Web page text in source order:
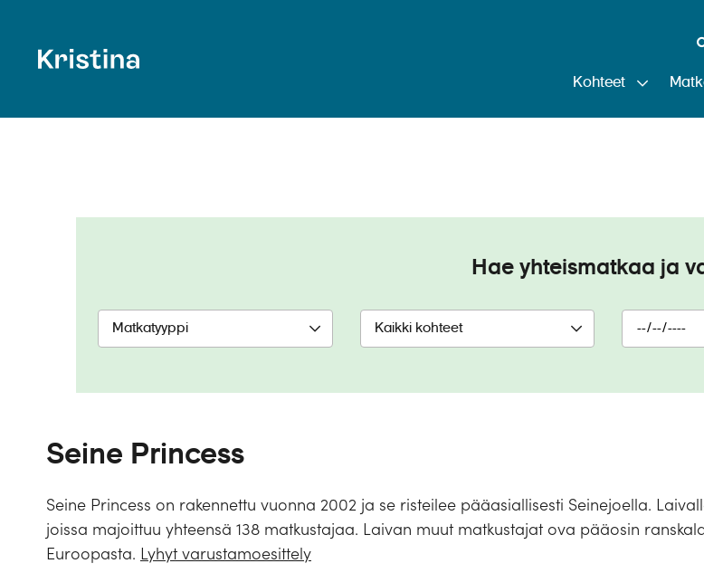
Kohteet
Seine
Hae yhteismatkaa ja
Seine Princess
Seine Princess on rakennettu vuonna 2002 ja se risteilee pääasiallisesti Seinejoella.
joissa majoittuu yhteensä 138 matkustajaa. Laivan muut matkustajat ova pääosin
Euroopasta. Lyhyt varustamoesittely